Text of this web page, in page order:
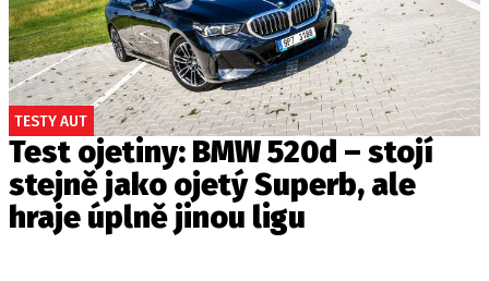
TESTY AUT
Test ojetiny: BMW 520d – stojí
stejně jako ojetý Superb, ale
hraje úplně jinou ligu